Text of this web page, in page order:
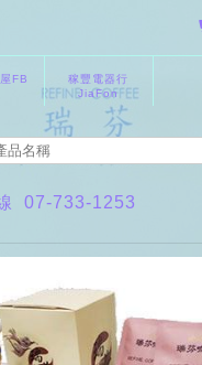
FB
稼豐電器行
JiaFon
07-733-1253